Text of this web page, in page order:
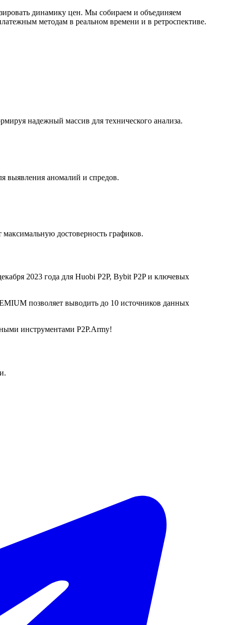
динамику цен. Мы собираем и объединяем
методам в реальном времени и в ретроспективе.
надежный массив для технического анализа.
выявления аномалий и спредов.
достоверность графиков.
2023 года для Huobi P2P, Bybit P2P и ключевых
позволяет выводить до 10 источников данных
инструментами P2P.Army!